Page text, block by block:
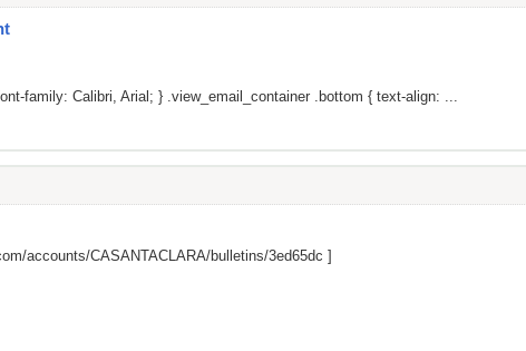
family: Calibri, Arial; } .view_email_container .bottom { text-align: ...
accounts/CASANTACLARA/bulletins/3ed65dc ]